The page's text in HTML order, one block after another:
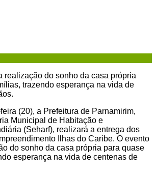
realização do sonho da casa própria
trazendo esperança na vida de
(20), a Prefeitura de Parnamirim,
Municipal de Habitação e
(Seharf), realizará a entrega dos
Ilhas do Caribe. O evento
do sonho da casa própria para quase
esperança na vida de centenas de